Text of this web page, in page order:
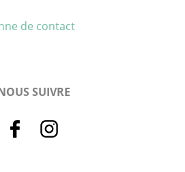
de contact
SUIVRE